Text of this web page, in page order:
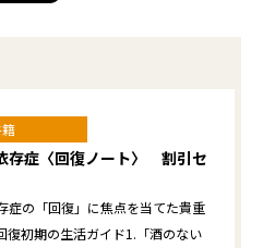
存症〈回復ノート〉 割引セ
症の「回復」に焦点を当てた貴重
復初期の生活ガイド1.「酒のない